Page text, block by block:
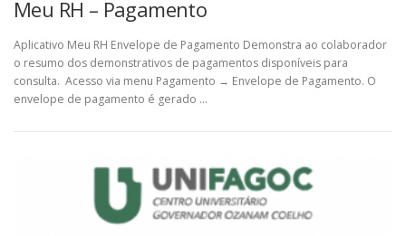
Meu RH – Pagamento
Aplicativo Meu RH Envelope de Pagamento Demonstra ao colaborador
o resumo dos demonstrativos de pagamentos disponíveis para
consulta. Acesso via menu Pagamento → Envelope de Pagamento. O
envelope de pagamento é gerado …